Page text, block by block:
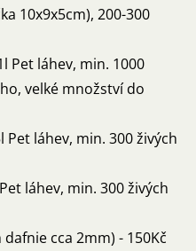
10x9x5cm), 200-300
Pet láhev, min. 1000
velké množství do
Pet láhev, min. 300 živých
láhev, min. 300 živých
cca 2mm) - 150Kč